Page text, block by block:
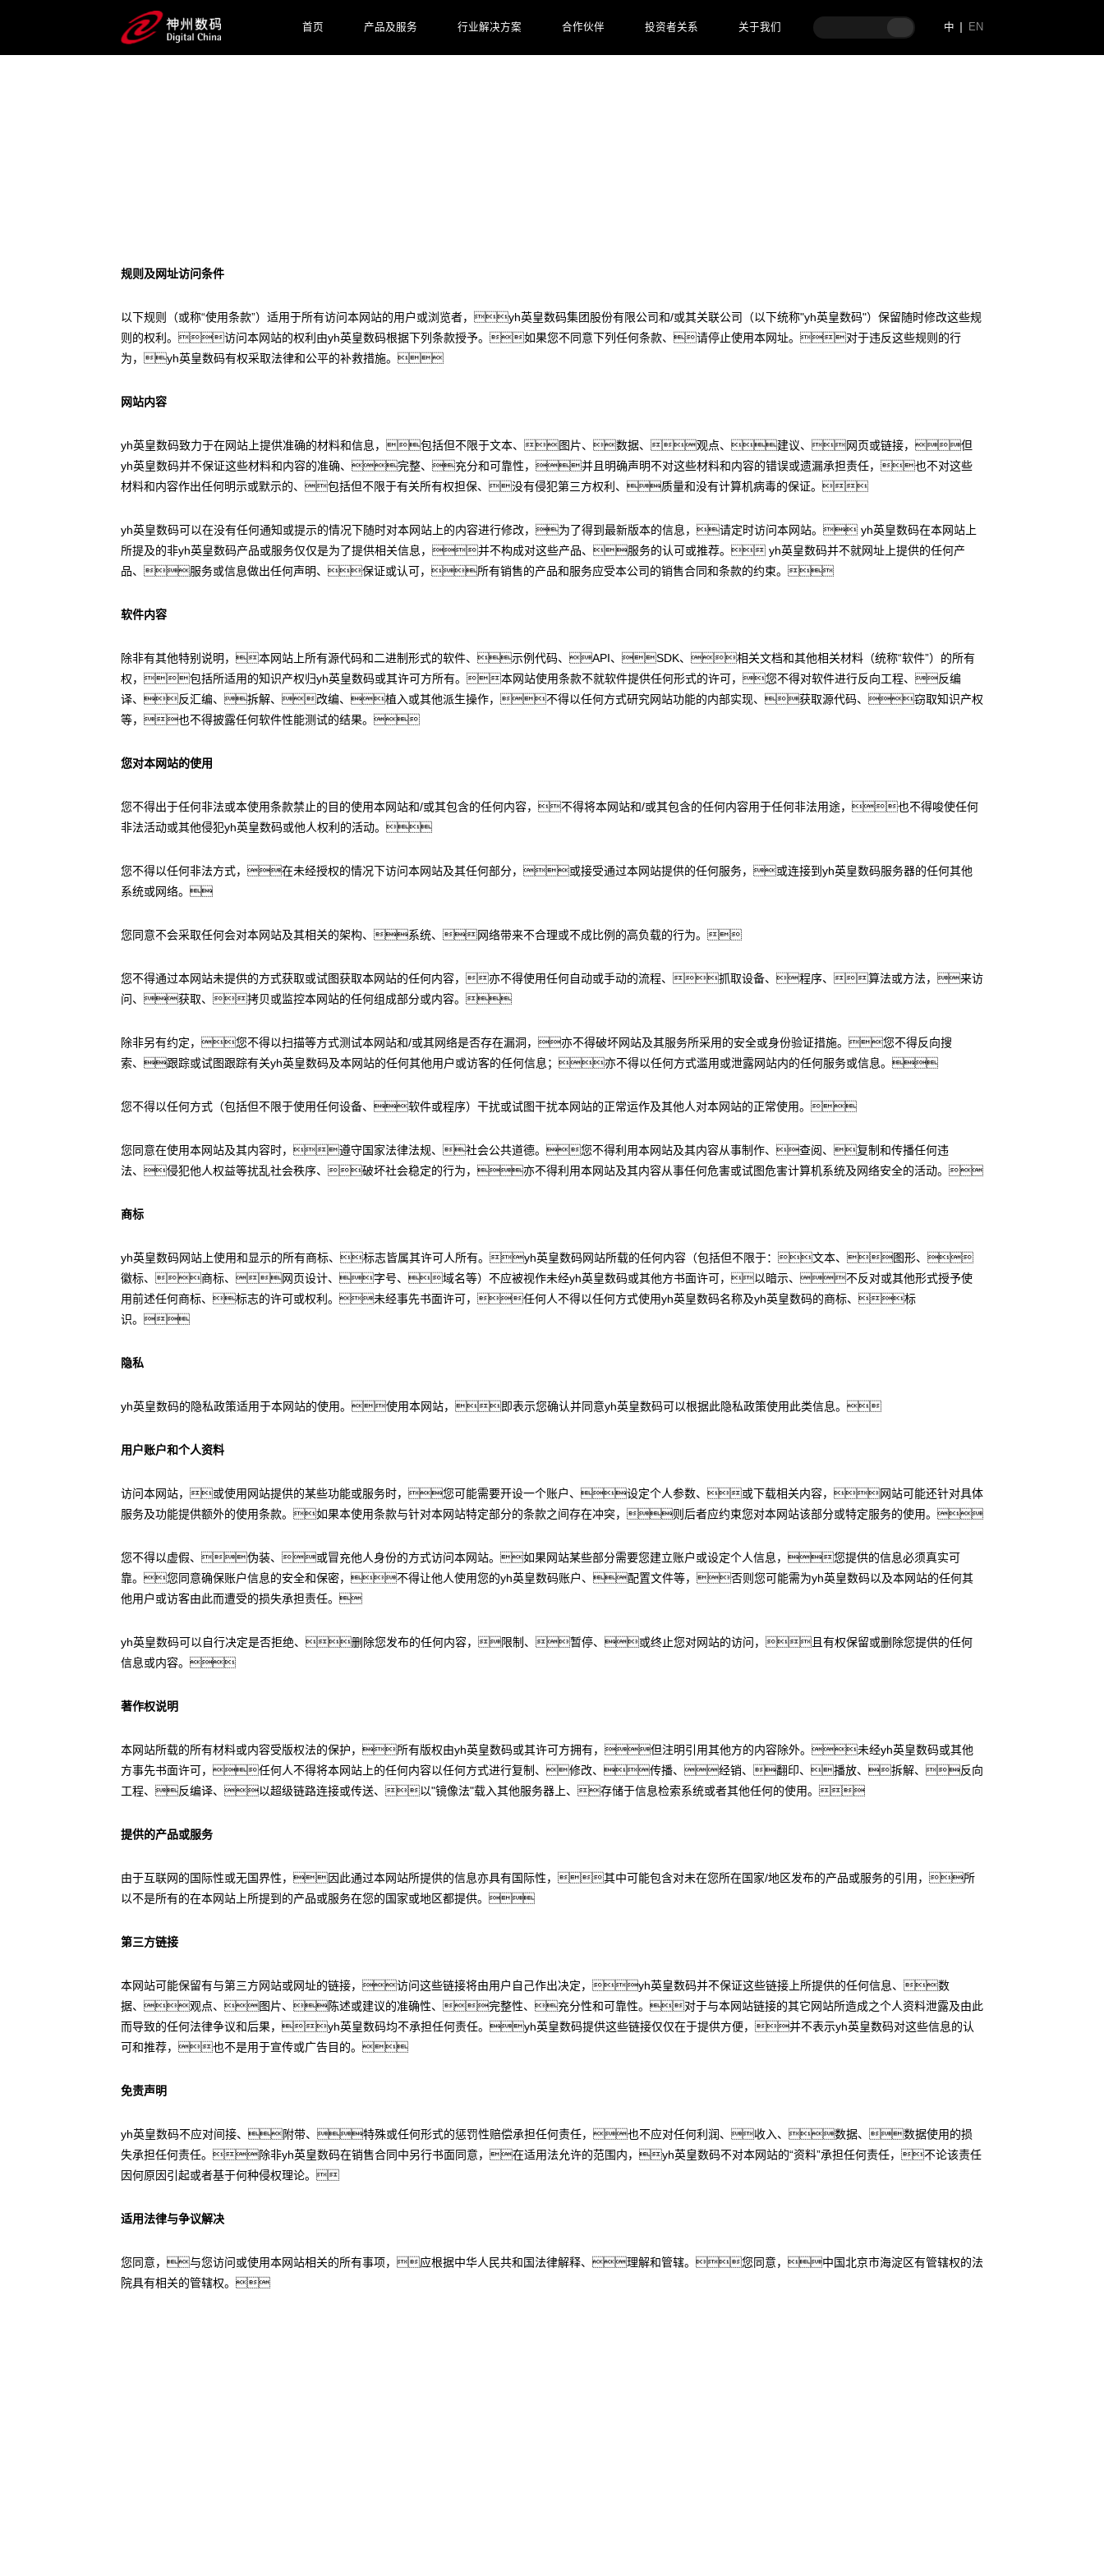
首页 产品及服务 行业解决方案 合作伙伴 投资者关系 关于我们 中 EN
规则及网址访问条件
以下规则（或称“使用条款”）适用于所有访问本网站的用户或浏览者，yh英皇数码集团股份有限公司和/或其关联公司（以下统称"yh英皇数码"）保留随时修改这些规
则的权利。访问本网站的权利由yh英皇数码根据下列条款授予。如果您不同意下列任何条款、请停止使用本网址。对于违反这些规则的行
为，yh英皇数码有权采取法律和公平的补救措施。
网站内容
yh英皇数码致力于在网站上提供准确的材料和信息，包括但不限于文本、图片、数据、观点、建议、网页或链接，但
yh英皇数码并不保证这些材料和内容的准确、完整、充分和可靠性，并且明确声明不对这些材料和内容的错误或遗漏承担责任，也不对这些
材料和内容作出任何明示或默示的、包括但不限于有关所有权担保、没有侵犯第三方权利、质量和没有计算机病毒的保证。
yh英皇数码可以在没有任何通知或提示的情况下随时对本网站上的内容进行修改，为了得到最新版本的信息，请定时访问本网站。 yh英皇数码在本网站上
所提及的非yh英皇数码产品或服务仅仅是为了提供相关信息，并不构成对这些产品、服务的认可或推荐。 yh英皇数码并不就网址上提供的任何产
品、服务或信息做出任何声明、保证或认可，所有销售的产品和服务应受本公司的销售合同和条款的约束。
软件内容
除非有其他特别说明，本网站上所有源代码和二进制形式的软件、示例代码、API、SDK、相关文档和其他相关材料（统称“软件”）的所有
权，包括所适用的知识产权归yh英皇数码或其许可方所有。本网站使用条款不就软件提供任何形式的许可，您不得对软件进行反向工程、反编
译、反汇编、拆解、改编、植入或其他派生操作，不得以任何方式研究网站功能的内部实现、获取源代码、窃取知识产权
等，也不得披露任何软件性能测试的结果。
您对本网站的使用
您不得出于任何非法或本使用条款禁止的目的使用本网站和/或其包含的任何内容，不得将本网站和/或其包含的任何内容用于任何非法用途，也不得唆使任何
非法活动或其他侵犯yh英皇数码或他人权利的活动。
您不得以任何非法方式，在未经授权的情况下访问本网站及其任何部分，或接受通过本网站提供的任何服务，或连接到yh英皇数码服务器的任何其他
系统或网络。
您同意不会采取任何会对本网站及其相关的架构、系统、网络带来不合理或不成比例的高负载的行为。
您不得通过本网站未提供的方式获取或试图获取本网站的任何内容，亦不得使用任何自动或手动的流程、抓取设备、程序、算法或方法，来访
问、获取、拷贝或监控本网站的任何组成部分或内容。
除非另有约定，您不得以扫描等方式测试本网站和/或其网络是否存在漏洞，亦不得破坏网站及其服务所采用的安全或身份验证措施。您不得反向搜
索、跟踪或试图跟踪有关yh英皇数码及本网站的任何其他用户或访客的任何信息；亦不得以任何方式滥用或泄露网站内的任何服务或信息。
您不得以任何方式（包括但不限于使用任何设备、软件或程序）干扰或试图干扰本网站的正常运作及其他人对本网站的正常使用。
您同意在使用本网站及其内容时，遵守国家法律法规、社会公共道德。您不得利用本网站及其内容从事制作、查阅、复制和传播任何违
法、侵犯他人权益等扰乱社会秩序、破坏社会稳定的行为，亦不得利用本网站及其内容从事任何危害或试图危害计算机系统及网络安全的活动。
商标
yh英皇数码网站上使用和显示的所有商标、标志皆属其许可人所有。yh英皇数码网站所载的任何内容（包括但不限于：文本、图形、
徽标、商标、网页设计、字号、域名等）不应被视作未经yh英皇数码或其他方书面许可，以暗示、不反对或其他形式授予使
用前述任何商标、标志的许可或权利。未经事先书面许可，任何人不得以任何方式使用yh英皇数码名称及yh英皇数码的商标、标
识。
隐私
yh英皇数码的隐私政策适用于本网站的使用。使用本网站，即表示您确认并同意yh英皇数码可以根据此隐私政策使用此类信息。
用户账户和个人资料
访问本网站，或使用网站提供的某些功能或服务时，您可能需要开设一个账户、设定个人参数、或下载相关内容，网站可能还针对具体
服务及功能提供额外的使用条款。如果本使用条款与针对本网站特定部分的条款之间存在冲突，则后者应约束您对本网站该部分或特定服务的使用。
您不得以虚假、伪装、或冒充他人身份的方式访问本网站。如果网站某些部分需要您建立账户或设定个人信息，您提供的信息必须真实可
靠。您同意确保账户信息的安全和保密，不得让他人使用您的yh英皇数码账户、配置文件等，否则您可能需为yh英皇数码以及本网站的任何其
他用户或访客由此而遭受的损失承担责任。
yh英皇数码可以自行决定是否拒绝、删除您发布的任何内容，限制、暂停、或终止您对网站的访问，且有权保留或删除您提供的任何
信息或内容。
著作权说明
本网站所载的所有材料或内容受版权法的保护，所有版权由yh英皇数码或其许可方拥有，但注明引用其他方的内容除外。未经yh英皇数码或其他
方事先书面许可，任何人不得将本网站上的任何内容以任何方式进行复制、修改、传播、经销、翻印、播放、拆解、反向
工程、反编译、以超级链路连接或传送、以"镜像法"载入其他服务器上、存储于信息检索系统或者其他任何的使用。
提供的产品或服务
由于互联网的国际性或无国界性，因此通过本网站所提供的信息亦具有国际性，其中可能包含对未在您所在国家/地区发布的产品或服务的引用，所
以不是所有的在本网站上所提到的产品或服务在您的国家或地区都提供。
第三方链接
本网站可能保留有与第三方网站或网址的链接，访问这些链接将由用户自己作出决定，yh英皇数码并不保证这些链接上所提供的任何信息、数
据、观点、图片、陈述或建议的准确性、完整性、充分性和可靠性。对于与本网站链接的其它网站所造成之个人资料泄露及由此
而导致的任何法律争议和后果，yh英皇数码均不承担任何责任。yh英皇数码提供这些链接仅仅在于提供方便，并不表示yh英皇数码对这些信息的认
可和推荐，也不是用于宣传或广告目的。
免责声明
yh英皇数码不应对间接、附带、特殊或任何形式的惩罚性赔偿承担任何责任，也不应对任何利润、收入、数据、数据使用的损
失承担任何责任。除非yh英皇数码在销售合同中另行书面同意，在适用法允许的范围内，yh英皇数码不对本网站的“资料”承担任何责任，不论该责任
因何原因引起或者基于何种侵权理论。
适用法律与争议解决
您同意，与您访问或使用本网站相关的所有事项，应根据中华人民共和国法律解释、理解和管辖。您同意，中国北京市海淀区有管辖权的法
院具有相关的管辖权。